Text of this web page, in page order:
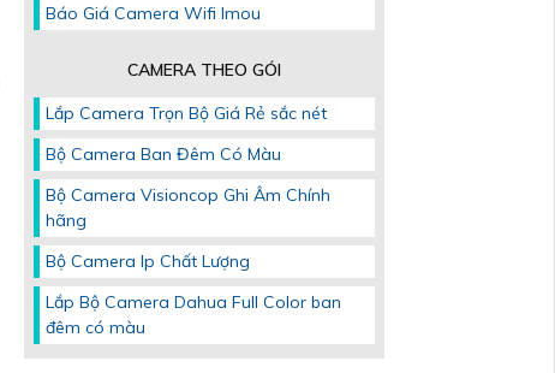
Báo Giá Camera Wifi Imou
CAMERA THEO GÓI
Lắp Camera Trọn Bộ Giá Rẻ sắc nét
Bộ Camera Ban Đêm Có Màu
Bộ Camera Visioncop Ghi Âm Chính
hãng
Bộ Camera Ip Chất Lượng
Lắp Bộ Camera Dahua Full Color ban
đêm có màu